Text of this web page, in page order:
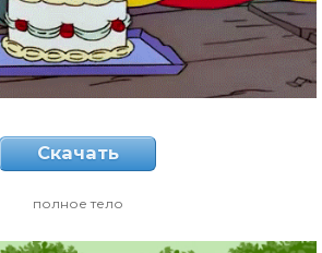
Скачать
полное тело